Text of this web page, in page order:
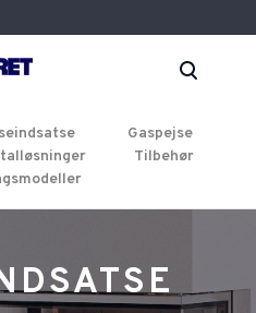
Gaspejse
Tilbehør